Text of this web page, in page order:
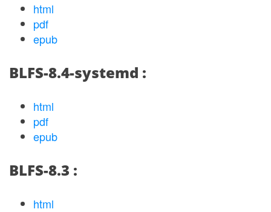
html
pdf
epub
BLFS-8.4-systemd :
html
pdf
epub
BLFS-8.3 :
html